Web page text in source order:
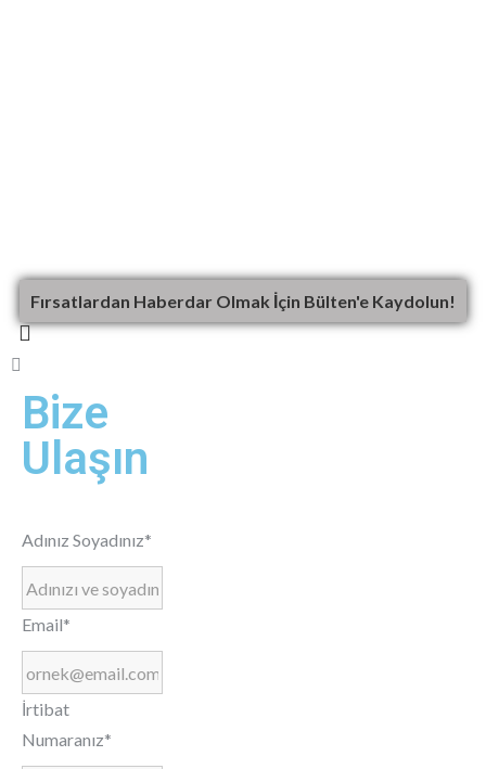
Fırsatlardan Haberdar Olmak İçin Bülten'e Kaydolun!
Bize
Ulaşın
Adınız Soyadınız*
Email*
İrtibat
Numaranız*